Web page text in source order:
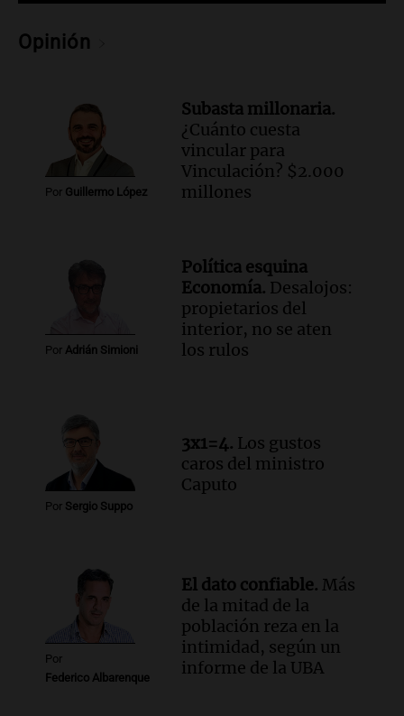
perimetral sobre Candela Arizaga
Audio.
La inflación en Buenos Aires se
acelera al 2,9% en julio y anticipa datos
oficiales
Panorama Federal
Episodios
Panorama Federal
Episodios
San Miguel de Tucumán:
vandalismo destruye 433 luminarias
públicas en 14 meses y afecta la
Opinión
Por Guillermo López
Subasta millonaria.
¿Cuánto cuesta
vincular para
Vinculación? $2.000
millones
Por Adrián Simioni
Política esquina
Economía. Desalojos:
propietarios del
interior, no se aten
los rulos
Por Sergio Suppo
3x1=4. Los gustos
caros del ministro
Caputo
Por
Federico Albarenque
El dato confiable. Más
de la mitad de la
población reza en la
intimidad, según un
informe de la UBA